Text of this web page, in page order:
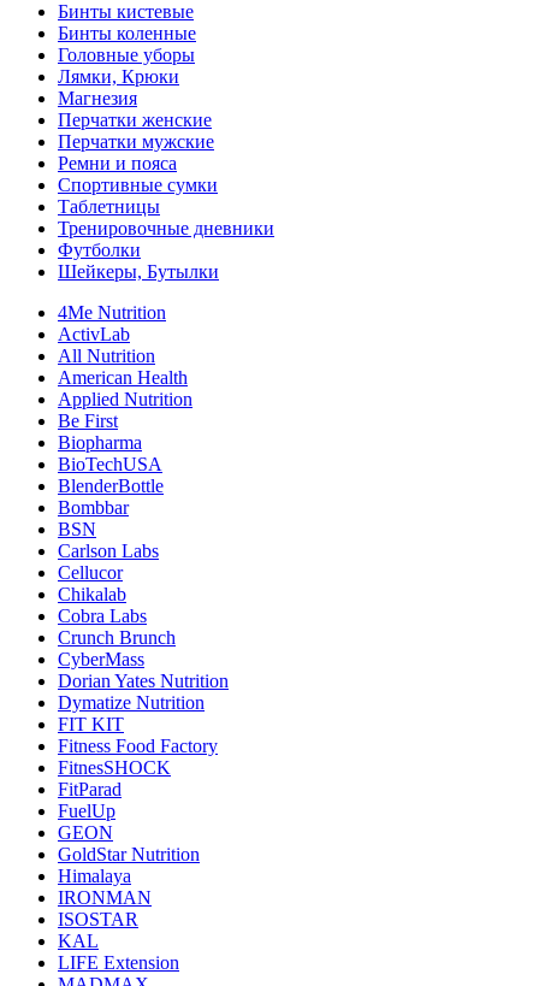
Бинты кистевые
Бинты коленные
Головные уборы
Лямки, Крюки
Магнезия
Перчатки женские
Перчатки мужские
Ремни и пояса
Спортивные сумки
Таблетницы
Тренировочные дневники
Футболки
Шейкеры, Бутылки
4Me Nutrition
ActivLab
All Nutrition
American Health
Applied Nutrition
Be First
Biopharma
BioTechUSA
BlenderBottle
Bombbar
BSN
Carlson Labs
Cellucor
Chikalab
Cobra Labs
Crunch Brunch
CyberMass
Dorian Yates Nutrition
Dymatize Nutrition
FIT KIT
Fitness Food Factory
FitnesSHOCK
FitParad
FuelUp
GEON
GoldStar Nutrition
Himalaya
IRONMAN
ISOSTAR
KAL
LIFE Extension